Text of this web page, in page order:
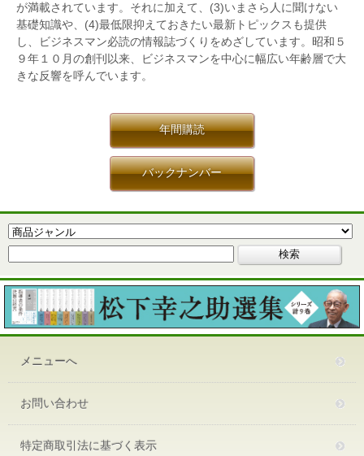
が満載されています。それに加えて、(3)いまさら人に聞けない
基礎知識や、(4)最低限抑えておきたい最新トピックスも提供
し、ビジネスマン必読の情報誌づくりをめざしています。昭和５
９年１０月の創刊以来、ビジネスマンを中心に幅広い年齢層で大
きな反響を呼んでいます。
年間購読
バックナンバー
メニューへ
お問い合わせ
特定商取引法に基づく表示